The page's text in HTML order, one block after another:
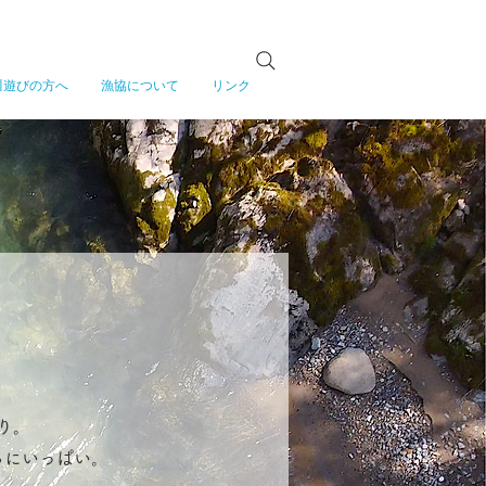
遊びの方へ 漁協について リンク
。
いっぱい。